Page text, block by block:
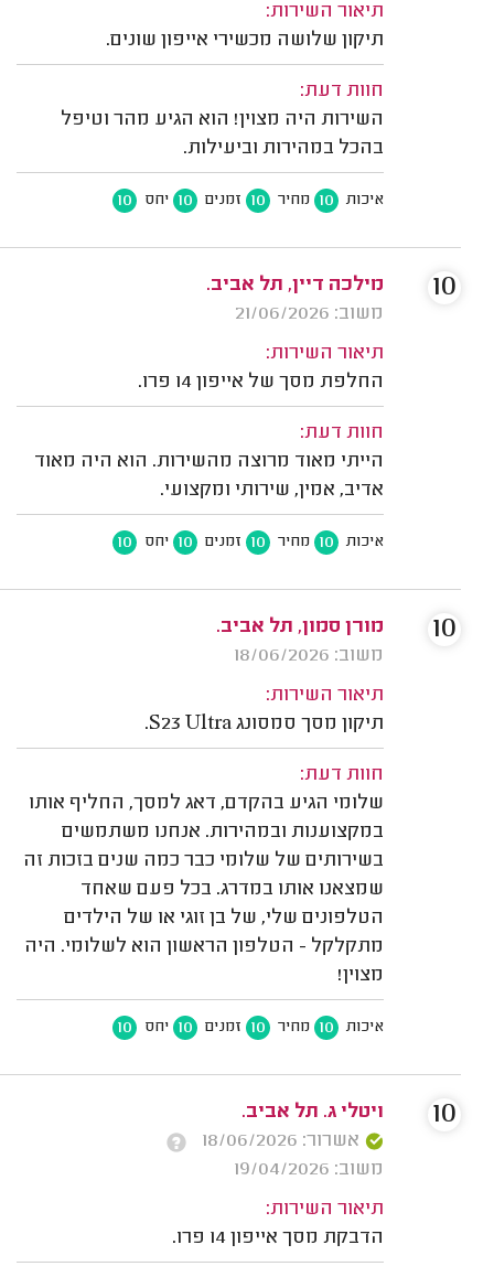
תיאור השירות:
תיקון שלושה מכשירי אייפון שונים.
חוות דעת:
השירות היה מצוין! הוא הגיע מהר וטיפל
בהכל במהירות וביעילות.
איכות 10 מחיר 10 זמנים 10 יחס 10
מילכה דיין, תל אביב.
משוב: 21/06/2026
תיאור השירות:
החלפת מסך של אייפון 14 פרו.
חוות דעת:
הייתי מאוד מרוצה מהשירות. הוא היה מאוד
אדיב, אמין, שירותי ומקצועי.
איכות 10 מחיר 10 זמנים 10 יחס 10
10
מורן סמון, תל אביב.
משוב: 18/06/2026
תיאור השירות:
תיקון מסך סמסונג S23 Ultra.
חוות דעת:
שלומי הגיע בהקדם, דאג למסך, החליף אותו
במקצוענות ובמהירות. אנחנו משתמשים
בשירותים של שלומי כבר כמה שנים בזכות זה
שמצאנו אותו במדרג. בכל פעם שאחד
הטלפונים שלי, של בן זוגי או של הילדים
מתקלקל - הטלפון הראשון הוא לשלומי. היה
מצוין!
איכות 10 מחיר 10 זמנים 10 יחס 10
10
ויטלי ג. תל אביב.
אשרור: 18/06/2026
משוב: 19/04/2026
תיאור השירות:
הדבקת מסך אייפון 14 פרו.
10